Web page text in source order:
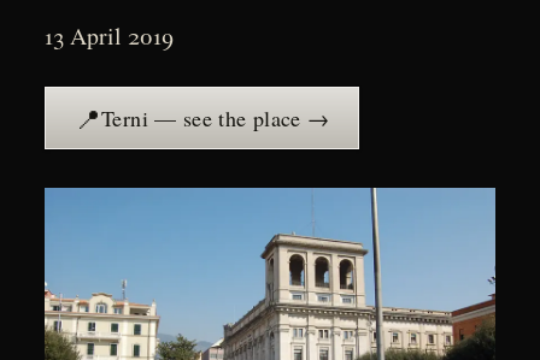
13 April 2019
📍Terni — see the place →